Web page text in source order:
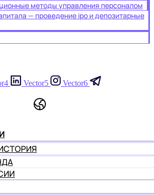
методы управления персоналом
— проведение ipo и депозитарные
Vector5 Vector6